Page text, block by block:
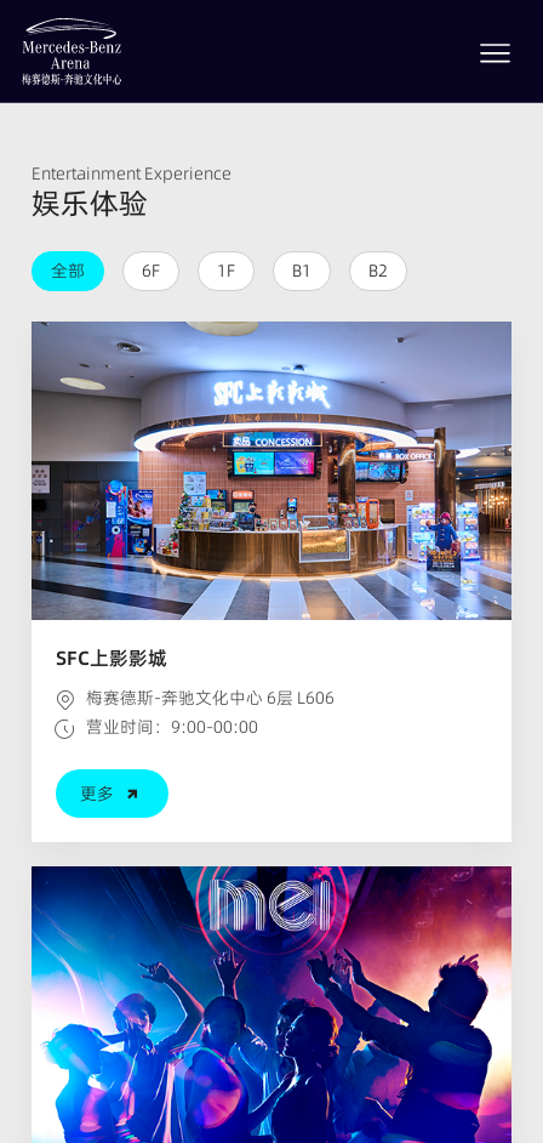
Entertainment Experience
娱乐体验
全部 6F 1F B1 B2
SFC上影影城
梅赛德斯-奔驰文化中心 6层 L606
营业时间：9:00-00:00
更多